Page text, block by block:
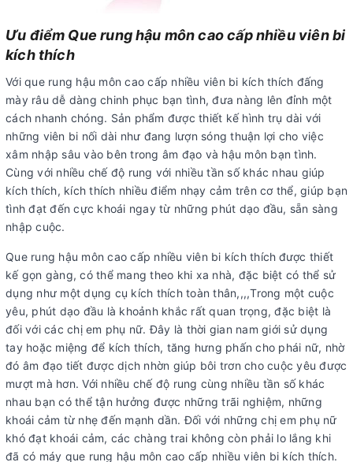
Ưu điểm Que rung hậu môn cao cấp nhiều viên bi
kích thích
Với que rung hậu môn cao cấp nhiều viên bi kích thích đấng
mày râu dễ dàng chinh phục bạn tình, đưa nàng lên đỉnh một
cách nhanh chóng. Sản phẩm được thiết kế hình trụ dài với
những viên bi nối dài như đang lượn sóng thuận lợi cho việc
xâm nhập sâu vào bên trong âm đạo và hậu môn bạn tình.
Cùng với nhiều chế độ rung với nhiều tần số khác nhau giúp
kích thích, kích thích nhiều điểm nhạy cảm trên cơ thể, giúp bạn
tình đạt đến cực khoái ngay từ những phút dạo đầu, sẵn sàng
nhập cuộc.
Que rung hậu môn cao cấp nhiều viên bi kích thích được thiết
kế gọn gàng, có thể mang theo khi xa nhà, đặc biệt có thể sử
dụng như một dụng cụ kích thích toàn thân,,,,Trong một cuộc
yêu, phút dạo đầu là khoảnh khắc rất quan trọng, đặc biệt là
đối với các chị em phụ nữ. Đây là thời gian nam giới sử dụng
tay hoặc miệng để kích thích, tăng hưng phấn cho phái nữ, nhờ
đó âm đạo tiết được dịch nhờn giúp bôi trơn cho cuộc yêu được
mượt mà hơn. Với nhiều chế độ rung cùng nhiều tần số khác
nhau bạn có thể tận hưởng được những trãi nghiệm, những
khoái cảm từ nhẹ đến mạnh dần. Đối với những chị em phụ nữ
khó đạt khoái cảm, các chàng trai không còn phải lo lắng khi
đã có máy que rung hậu môn cao cấp nhiều viên bi kích thích.